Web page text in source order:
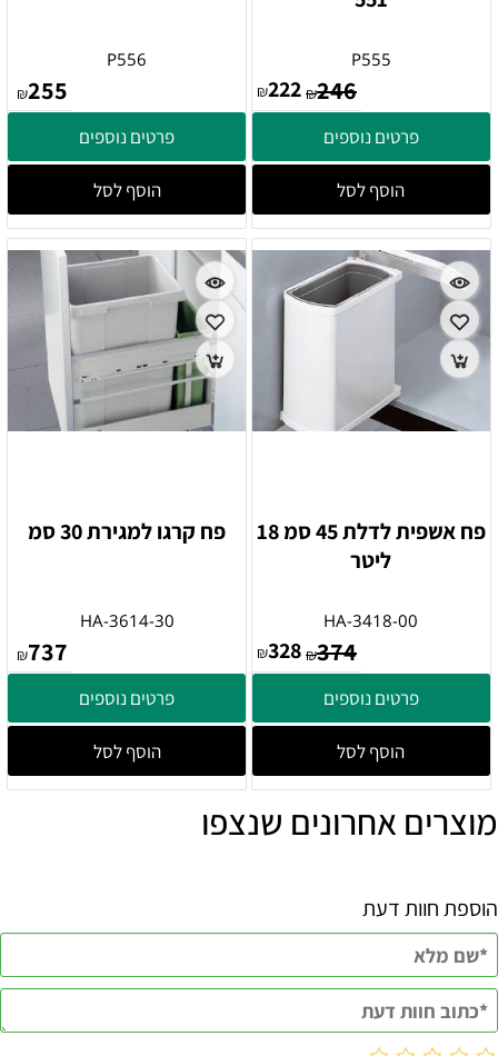
P555
₪246
₪222
פרטים נוספים
הוסף לסל
P556
₪255
פרטים נוספים
הוסף לסל
פח אשפית לדלת 45 סמ 18
ליטר
HA-3418-00
₪374
₪328
פרטים נוספים
הוסף לסל
פח קרגו למגירת 30 סמ
HA-3614-30
₪737
פרטים נוספים
הוסף לסל
מוצרים אחרונים שנצפו
הוספת חוות דעת